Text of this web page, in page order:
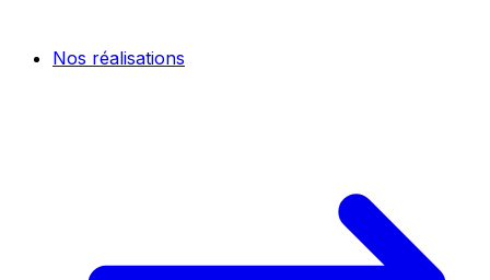
Nos réalisations